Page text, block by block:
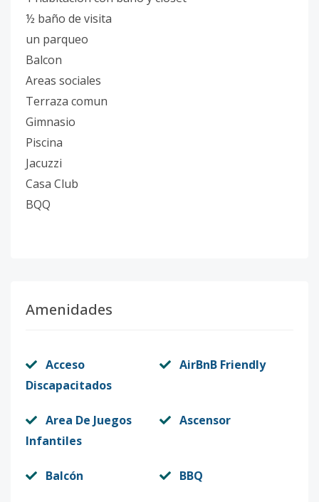
½ baño de visita
un parqueo
Balcon
Areas sociales
Terraza comun
Gimnasio
Piscina
Jacuzzi
Casa Club
BQQ
Amenidades
Acceso
Discapacitados
AirBnB Friendly
Area De Juegos
Infantiles
Ascensor
Balcón BBQ